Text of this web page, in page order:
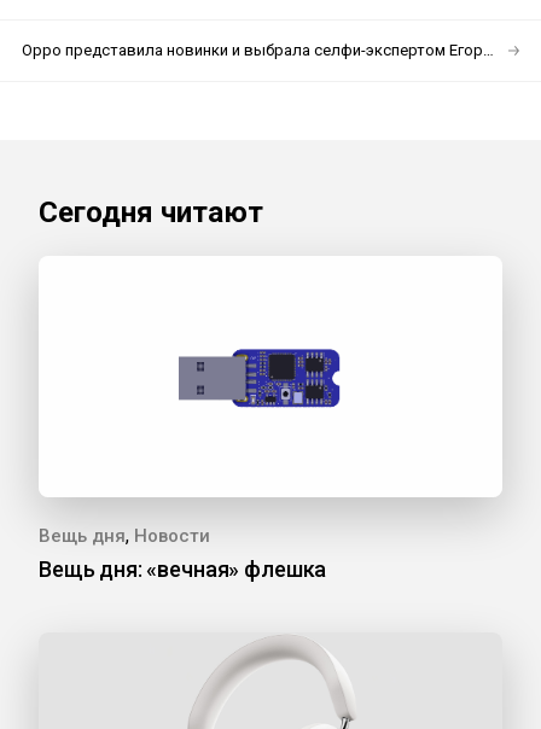
Oppo представила новинки и выбрала селфи-экспертом Егора Крида
Сегодня читают
Вещь дня, Новости
Вещь дня: «вечная» флешка